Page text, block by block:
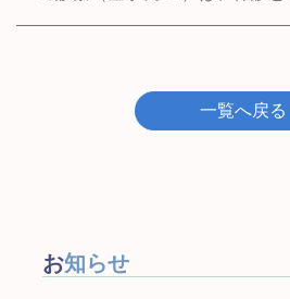
お知らせ
一覧へ戻る